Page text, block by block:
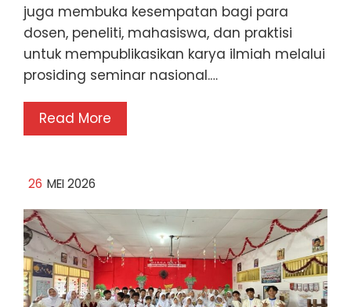
juga membuka kesempatan bagi para
dosen, peneliti, mahasiswa, dan praktisi
untuk mempublikasikan karya ilmiah melalui
prosiding seminar nasional.…
Read More
26 MEI 2026